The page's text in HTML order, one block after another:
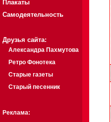
Плакаты
Самодеятельность
Друзья сайта:
Александра Пахмутова
Ретро Фонотека
Старые газеты
Старый песенник
Реклама: